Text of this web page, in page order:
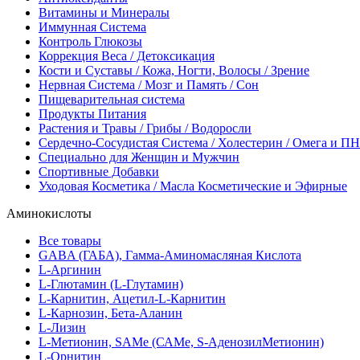
Витамины и Минералы
Иммунная Система
Контроль Глюкозы
Коррекция Веса / Детоксикация
Кости и Суставы / Кожа, Ногти, Волосы / Зрение
Нервная Система / Мозг и Память / Сон
Пищеварительная система
Продукты Питания
Растения и Травы / Грибы / Водоросли
Сердечно-Сосудистая Система / Холестерин / Омега и
Специально для Женщин и Мужчин
Спортивные Добавки
Уходовая Косметика / Масла Косметические и Эфирные
Аминокислоты
Все товары
GABA (ГАБА), Гамма-Аминомасляная Кислота
L-Аргинин
L-Глютамин (L-Глутамин)
L-Карнитин, Ацетил-L-Карнитин
L-Карнозин, Бета-Аланин
L-Лизин
L-Метионин, SAMe (САМе, S-АденозилМетионин)
L-Орнитин